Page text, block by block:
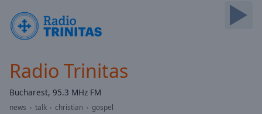
Skip
Forward
Mute
Loaded:
0.00%
Radio Trinitas
Bucharest, 95.3 MHz FM
news talk christian
gospel